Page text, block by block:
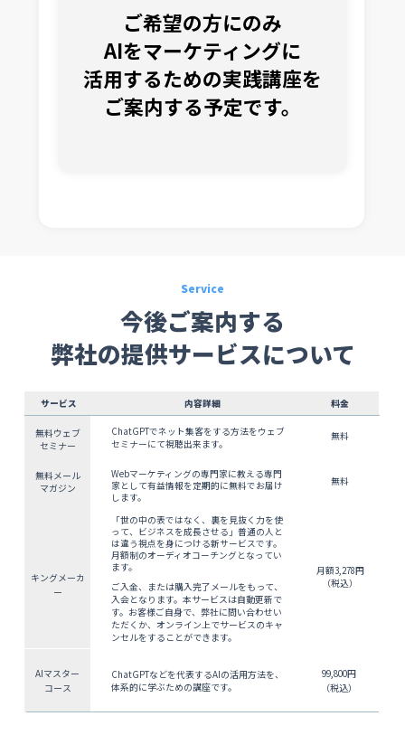
ご希望の方にのみ
AIをマーケティングに
活用するための実践講座を
ご案内する予定です。
Service
今後ご案内する
弊社の提供サービスについて
サービス 内容詳細 料金
ChatGPTでネット集客をする方法をウェブ
セミナーにて視聴出来ます。
無料ウェブ
セミナー
無料
Webマーケティングの専門家に教える専門
家として有益情報を定期的に無料でお届け
します。
無料メール
マガジン
無料
「世の中の表ではなく、裏を見抜く力を使
って、ビジネスを成長させる」普通の人と
は違う視点を身につける新サービスです。
月額制のオーディオコーチングとなってい
ます。
キングメーカ
ー
月額3,278円
（税込）
ご入金、または購入完了メールをもって、
入会となります。本サービスは自動更新で
す。お客様ご自身で、弊社に問い合わせい
ただくか、オンライン上でサービスのキャ
ンセルをすることができます。
ChatGPTなどを代表するAIの活用方法を、
体系的に学ぶための講座です。
AIマスター
コース
99,800円
（税込）